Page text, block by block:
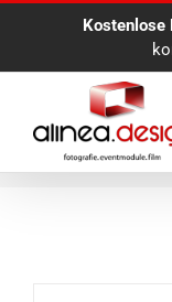
Kostenlose